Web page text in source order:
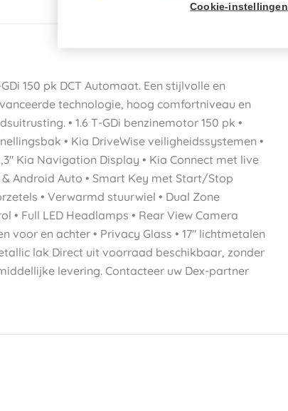
150 pk DCT Automaat. Een stijlvolle en
technologie, hoog comfortniveau en
• 1.6 T-GDi benzinemotor 150 pk •
• Kia DriveWise veiligheidssystemen •
Kia Navigation Display • Kia Connect met live
Android Auto • Smart Key met Start/Stop
• Verwarmd stuurwiel • Dual Zone
• Full LED Headlamps • Rear View Camera
voor en achter • Privacy Glass • 17" lichtmetalen
lak Direct uit voorraad beschikbaar, zonder
levering. Contacteer uw Dex-partner
Cookie-instellingen